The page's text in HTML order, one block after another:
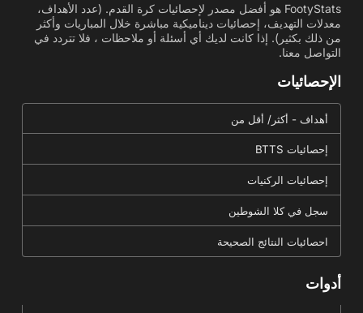
FootyStats هو أفضل مصدر لإحصائيات كرة القدم. (عدد الأهداف،
معدلات التهديف، إحصائيات ديناميكية مباشرة خلال المباريات وأكثر
من ذلك بكثير). إذا كانت لديك أي أسئلة أو ملاحظات ، فلا تتردد في
التواصل معنا.
الإحصائيات
أهداف - أكثر/ أقل من
إحصائيات BTTS
إحصائيات الركنيات
سجل في كلا الشوطين
احصائيات النتائج الصحيحة
أدوات